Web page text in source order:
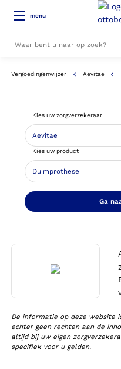
menu
Alle resultaten
Vergoedingenwijzer Aevitae
Kies uw zorgverzekeraar
Kies uw product
Ga
De informatie op deze website
echter geen rechten aan de
altijd bij uw eigen
specifiek voor u gelden.